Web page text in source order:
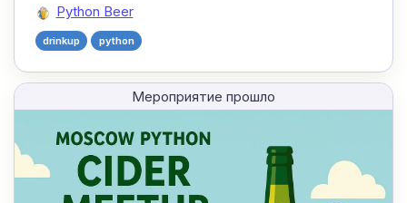
Python Beer
drinkup python
Мероприятие прошло